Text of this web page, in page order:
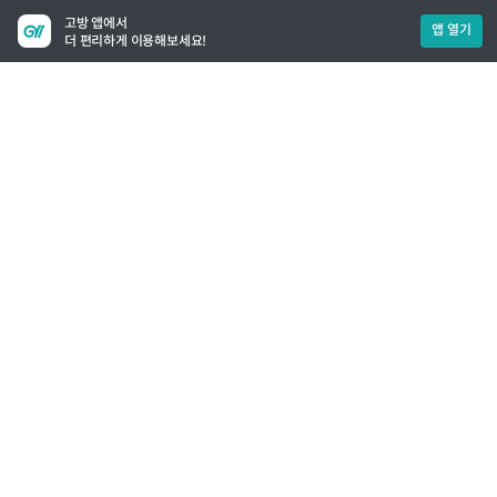
고방 앱에서
더 편리하게 이용해보세요!
앱 열기